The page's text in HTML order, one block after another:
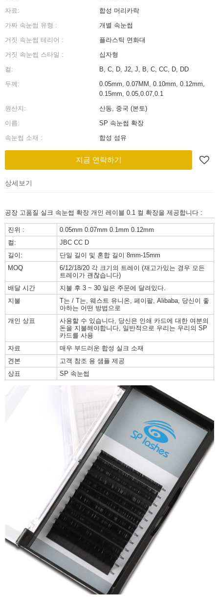
자료:
합성 머리카락
가짜 속눈썹 유형 :
개별 속눈썹
거짓 속눈썹 테리어 :
플라스틱 면화대
거짓 속눈썹 스타일 :
십자형
컬:
B, C, D, J2, J, B, C, CC, D, DD
두께:
0.05mm, 0.07MM, 0.10mm, 0.12mm,
0.15mm, 0.05,0.07,0.1
원산지:
산동, 중국 (본토)
이름:
SP 속눈썹 확장
속눈썹 소재 :
합성 섬유
지금 연락하기
상세보기
공장 고품질 실크 속눈썹 확장 개인 레이블 0.1 컬 확장을 제공합니다 :
진위 :
0.05mm 0.07mm 0.1mm 0.12mm
컬:
JBC CC D
길이:
단일 길이 및 혼합 길이 8mm-15mm
MOQ
6/12/18/20 각 크기의 트레이 (재고가있는 경우 모든
트레이가 괜찮습니다)
배달 시간
지불 후 3 ~ 30 일은 주문에 달려있다.
지불
T는 / T는, 웨스트 유니온, 페이팔, Alibaba, 당신이 좋
아하는 어떤 방법으로
개인 상표
사용할 수 있습니다, 당신은 인쇄 카드에 대한 여분의
돈을 지불해야합니다, 일반적으로 우리는 우리의 SP
카드를 사용
자료
매우 부드러운 합성 실크 소재
견본
고객 참조 용 샘플 제공
상표
SP 속눈썹